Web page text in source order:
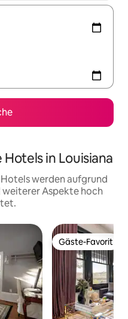
in Louisiana
werden aufgrund
weiterer Aspekte hoch
Gäste-Favorit
Gäste-Favorit